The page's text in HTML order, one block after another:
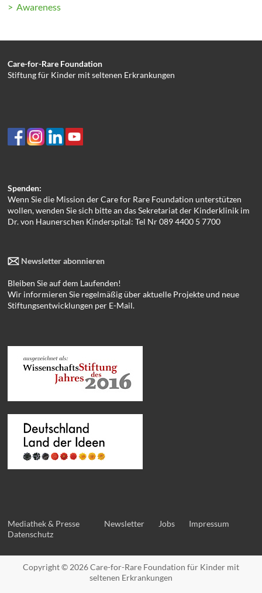
> Awareness
Care-for-Rare Foundation
Stiftung für Kinder mit seltenen Erkrankungen
Spenden:
Wenn Sie die Mission der Care for Rare Foundation unterstützen
wollen, wenden Sie sich bitte an das Sekretariat der Kinderklinik im
Dr. von Haunerschen Kinderspital: Tel Nr 089 4400 5 7700
Newsletter abonnieren
Bleiben Sie auf dem Laufenden!
Wir informieren Sie regelmäßig über aktuelle Projekte und neue
Stiftungsentwicklungen per E-Mail.
Mediathek & Presse Newsletter Jobs
Impressum
Datenschutz
Copyright © 2026Care-for-Rare Foundation für Kinder mit
seltenen Erkrankungen